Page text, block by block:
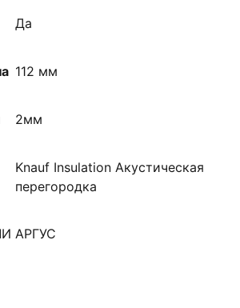
Да
112 мм
2мм
Knauf Insulation Акустическая
перегородка
АРГУС